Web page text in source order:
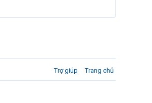
Trợ giúp Trang chủ